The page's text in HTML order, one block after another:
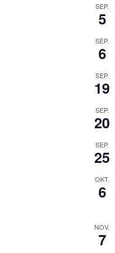
SEP.
5
SEP.
6
SEP.
19
SEP.
20
SEP.
25
OKT.
6
NOV.
7